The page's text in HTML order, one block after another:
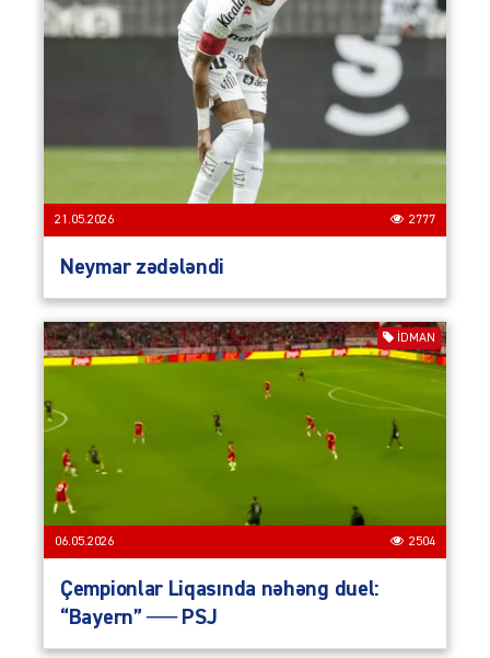
21.05.2026 2777
Neymar zədələndi
İDMAN
06.05.2026 2504
Çempionlar Liqasında nəhəng duel:
“Bayern” ── PSJ